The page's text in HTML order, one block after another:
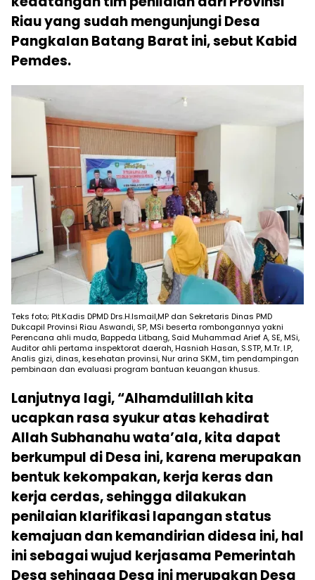
Riau yang sudah mengunjungi Desa
Pangkalan Batang Barat ini, sebut Kabid
Pemdes.
Teks foto; Plt.Kadis DPMD Drs.H.Ismail,MP dan Sekretaris Dinas PMD
Dukcapil Provinsi Riau Aswandi, SP, MSi beserta rombongannya yakni
Perencana ahli muda, Bappeda Litbang, Said Muhammad Arief A, SE, MSi,
Auditor ahli pertama inspektorat daerah, Hasniah Hasan, S.STP, M.Tr. I.P,
Analis gizi, dinas, kesehatan provinsi, Nur arina SKM., tim pendampingan
pembinaan dan evaluasi program bantuan keuangan khusus.
Lanjutnya lagi, “Alhamdulillah kita
ucapkan rasa syukur atas kehadirat
Allah Subhanahu wata’ala, kita dapat
berkumpul di Desa ini, karena merupakan
bentuk kekompakan, kerja keras dan
kerja cerdas, sehingga dilakukan
penilaian klarifikasi lapangan status
kemajuan dan kemandirian didesa ini, hal
ini sebagai wujud kerjasama Pemerintah
Desa sehingga Desa ini merupakan Desa